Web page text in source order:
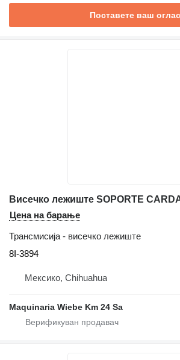
Поставете ваш оглас
Цена на барање
Трансмисија - висечко лежиште
8I-3894
Мексико, Chihuahua
Maquinaria Wiebe Km 24 Sa